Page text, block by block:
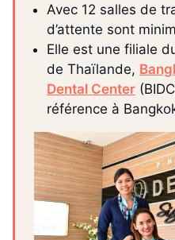
Avec 12 salles de
d’attente sont
Elle est une filiale
de Thaïlande,
Dental Center
référence à